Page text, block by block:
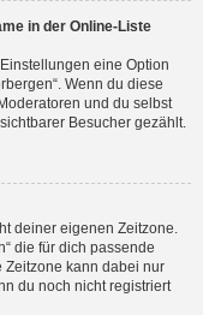
in der Online-Liste
eine Option
Wenn du diese
und du selbst
Besucher gezählt.
deiner eigenen Zeitzone.
die für dich passende
Zeitzone kann dabei nur
du noch nicht registriert